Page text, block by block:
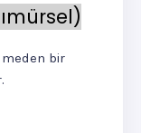
bir